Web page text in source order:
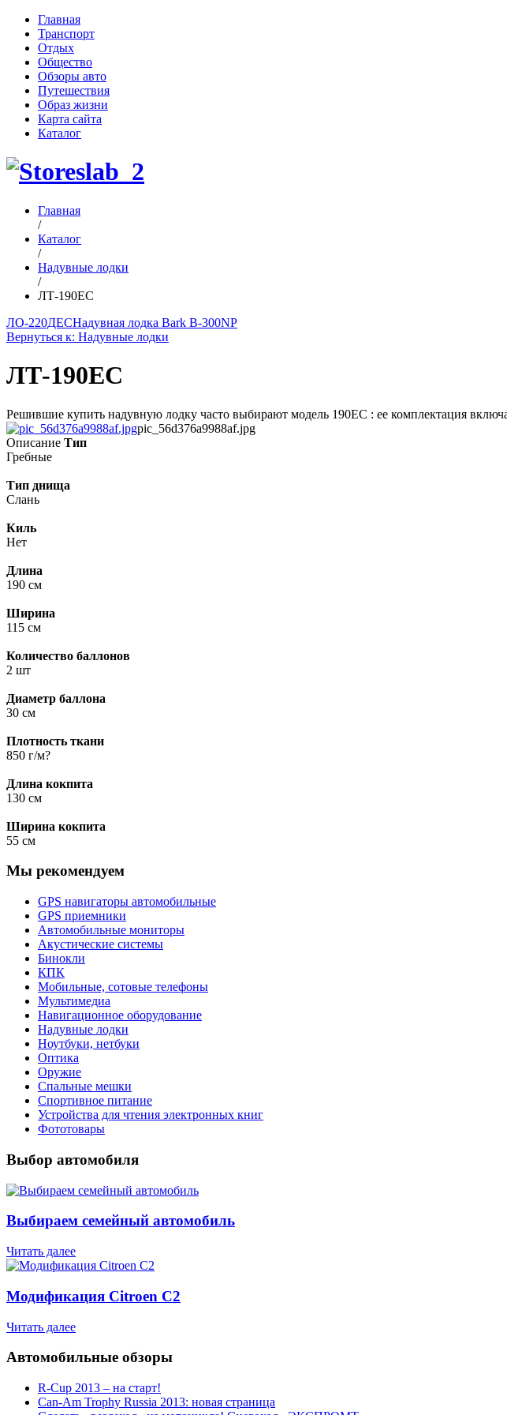
Главная
Транспорт
Отдых
Общество
Обзоры авто
Путешествия
Образ жизни
Карта сайта
Каталог
Главная
/
Каталог
/
Надувные лодки
/
ЛТ-190ЕС
ЛО-220ДЕСНадувная лодка Bark B-300NP
Вернуться к: Надувные лодки
ЛТ-190ЕС
Решившие купить надувную лодку часто выбирают модель 190ЕС : ее комплектация
pic_56d376a9988af.jpg
Описание Тип
Гребные
Тип днища
Слань
Киль
Нет
Длина
190 см
Ширина
115 см
Количество баллонов
2 шт
Диаметр баллона
30 см
Плотность ткани
850 г/м?
Длина кокпита
130 см
Ширина кокпита
55 см
Мы рекомендуем
GPS навигаторы автомобильные
GPS приемники
Автомобильные мониторы
Акустические системы
Бинокли
КПК
Мобильные, сотовые телефоны
Мультимедиа
Навигационное оборудование
Надувные лодки
Ноутбуки, нетбуки
Оптика
Оружие
Спальные мешки
Спортивное питание
Устройства для чтения электронных книг
Фототовары
Выбор автомобиля
Выбираем семейный автомобиль
Читать далее
Модификация Citroen С2
Читать далее
Автомобильные обзоры
R-Cup 2013 – на старт!
Can-Am Trophy Russia 2013: новая страница